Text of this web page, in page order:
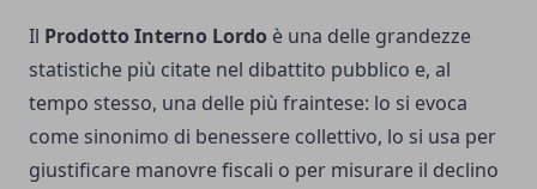
Il Prodotto Interno Lordo è una delle grandezze
statistiche più citate nel dibattito pubblico e, al
tempo stesso, una delle più fraintese: lo si evoca
come sinonimo di benessere collettivo, lo si usa per
giustificare manovre fiscali o per misurare il declino